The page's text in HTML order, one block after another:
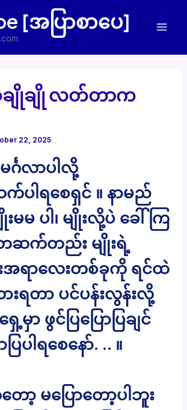
[အပြာစာပေ]
ျိုချို လတ်တာက
22, 2025
င်္ဂလာပါလို့
ပါရစေရှင် ။ နာမည်
မမ ပါ၊ မျိုးလို့ပဲ ခေါ်ကြ
တဆက်တည်း မျိုးရဲ့
အရာလေးတစ်ခုကို ရင်ထဲ
းရတာ ပင်ပန်းလွန်းလို့
ာ ဖွင်ပြပြောပြချင်
ြပါရစေနော်. .. ။
မပြောတော့ပါဘူး